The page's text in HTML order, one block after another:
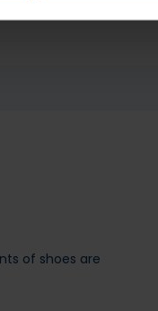
of shoes are